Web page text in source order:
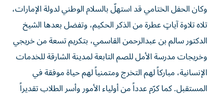
وكان الحفل الختامي قد استهلّ بالسلام الوطني لدولة الإمارات،
تلاه تلاوة آياتٍ عطرة من الذكر الحكيم، وتفضل بعدها الشيخ
الدكتور سالم بن عبدالرحمن القاسمي، بتكريم تسعة من خريجي
وخريجات مدرسة الأمل للصم التابعة لمدينة الشارقة للخدمات
الإنسانية، مباركاً لهم التخرج ومتمنياً لهم حياة موفقة في
المستقبل. كما كرّم عدداً من أولياء الأمور وأسر الطلاب تقديراً